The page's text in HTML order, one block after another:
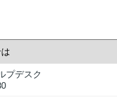
プデスク